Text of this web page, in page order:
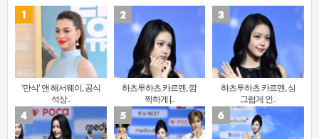
‘만삭’ 앤 해서웨이, 공식
석상..
하츠투하츠 카르멘, 깜
찍하게 [..
하츠투하츠 카르멘, 싱
그럽게 인..